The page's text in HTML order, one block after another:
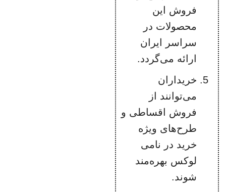
فروش این
محصولات در
سراسر ایران
ارائه می‌گردد.
خریداران
می‌توانند از
فروش اقساطی و
طرح‌های ویژه
خرید در نامی
لوکس بهره‌مند
شوند.